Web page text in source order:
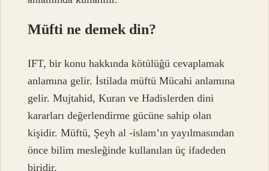
Müfti ne demek din?
IFT, bir konu hakkında kötülüğü cevaplamak
anlamına gelir. İstilada müftü Mücahi anlamına
gelir. Mujtahid, Kuran ve Hadislerden dini
kararları değerlendirme gücüne sahip olan
kişidir. Müftü, Şeyh al -islam’ın yayılmasından
önce bilim mesleğinde kullanılan üç ifadeden
biridir.